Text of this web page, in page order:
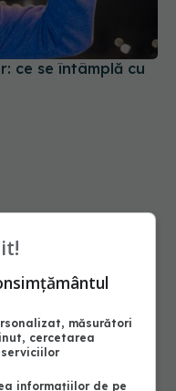
ce se întâmplă cu
măsurători
cercetarea
informațiilor de pe